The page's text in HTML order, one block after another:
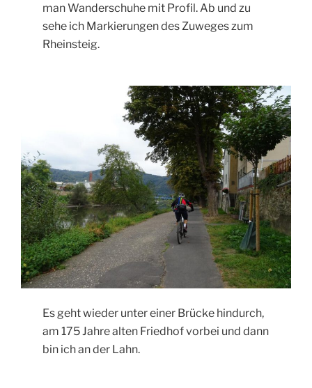
man Wanderschuhe mit Profil. Ab und zu
sehe ich Markierungen des Zuweges zum
Rheinsteig.
Es geht wieder unter einer Brücke hindurch,
am 175 Jahre alten Friedhof vorbei und dann
bin ich an der Lahn.